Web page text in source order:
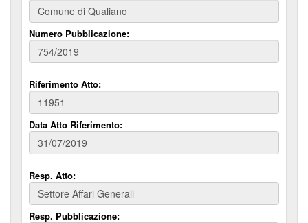
Numero Pubblicazione:
Riferimento Atto:
Data Atto Riferimento:
Resp. Atto:
Resp. Pubblicazione: